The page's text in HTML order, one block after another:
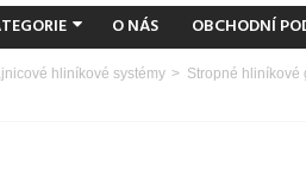
O NÁS OBCHODNÍ
hliníkové systémy > Stropné hliníkové